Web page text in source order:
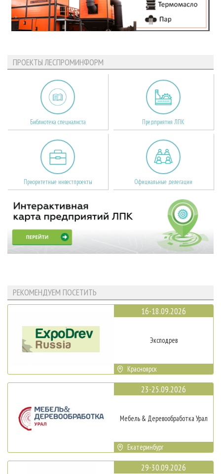
ПРОЕКТЫ ЛЕСПРОМИНФОРМ
Библиотека специалиста Предприятия ЛПК
Приоритетные инвестпроекты Официальные делегации
РЕКОМЕНДУЕМ ПОСЕТИТЬ
16-18.09.2026
Эксподрев
Красноярск
23-25.09.2026
Мебель & Деревообработка Урал
Екатеринбург
29-30.09.2026